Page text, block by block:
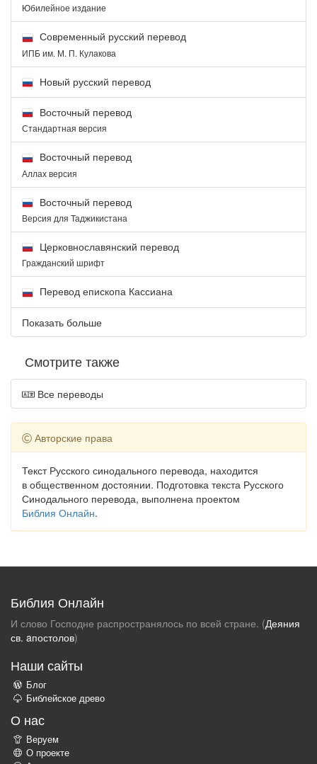
Юбилейное издание
Современный русский перевод
ИПБ им. М. П. Кулакова
Новый русский перевод
Восточный перевод
Стандартная версия
Восточный перевод
Аллах версия
Восточный перевод
Версия для Таджикистана
Церковнославянский перевод
Гражданский шрифт
Перевод епископа Кассиана
Показать больше
Смотрите также
Все переводы
Авторские права
Текст Русского синодального перевода, находится
в общественном достоянии. Подготовка текста Русского
Синодального перевода, выполнена проектом
Библия Онлайн.
Библия Онлайн
И слово Господне распространялось по всей стране. (Деяния
св. aпостолов)
Наши сайты
Блог
Библейское древо
О нас
Веруем
О проекте